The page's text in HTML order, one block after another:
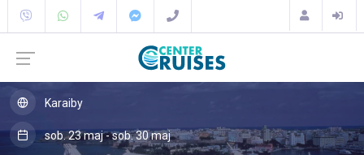
Karaiby
sob. 23 maj - sob. 30 maj